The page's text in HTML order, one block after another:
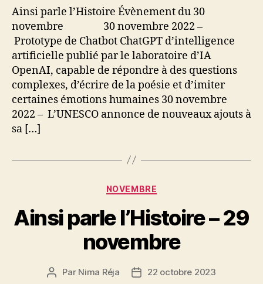
l’Histoire
30
novembre
Ainsi parle l’Histoire Évènement du 30
novembre 30 novembre 2022 –
Prototype de Chatbot ChatGPT d’intelligence
artificielle publié par le laboratoire d’IA
OpenAI, capable de répondre à des questions
complexes, d’écrire de la poésie et d’imiter
certaines émotions humaines 30 novembre
2022 – L’UNESCO annonce de nouveaux ajouts à
sa […]
Catégories
NOVEMBRE
Ainsi parle l’Histoire – 29
novembre
Auteur
Par Nima Réja
Date22 octobre 2023